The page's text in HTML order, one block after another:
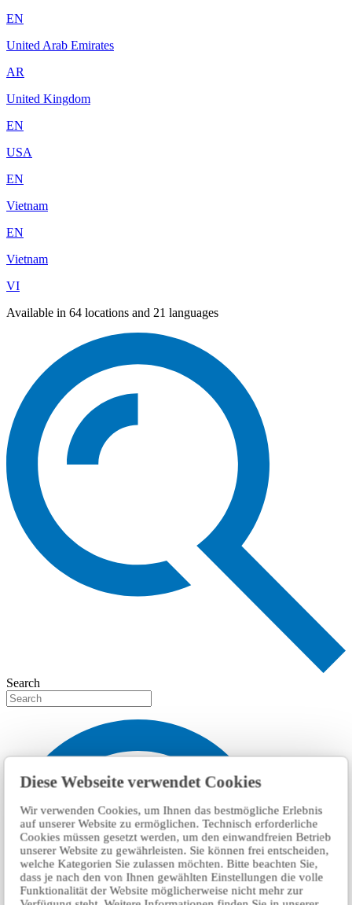
Diese Webseite verwendet Cookies
Wir verwenden Cookies, um Ihnen das bestmögliche Erlebnis
auf unserer Website zu ermöglichen. Technisch erforderliche
Cookies müssen gesetzt werden, um den einwandfreien Betrieb
unserer Website zu gewährleisten. Sie können frei entscheiden,
welche Kategorien Sie zulassen möchten. Bitte beachten Sie,
dass je nach den von Ihnen gewählten Einstellungen die volle
Funktionalität der Website möglicherweise nicht mehr zur
EN
United Arab Emirates
AR
United Kingdom
EN
USA
EN
Vietnam
EN
Vietnam
VI
Available in 64 locations and 21 languages
Search